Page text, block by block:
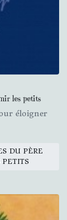
les petits
éloigner
DU PÈRE
PETITS